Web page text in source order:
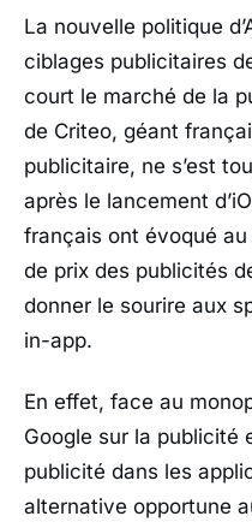
La nouvelle politique
ciblages publicitaires
court le marché de la
de Criteo, géant
publicitaire, ne s’est
après le lancement
français ont évoqué
de prix des publicités
donner le sourire aux
in-app.
En effet, face au
Google sur la publicité
publicité dans les
alternative opportune